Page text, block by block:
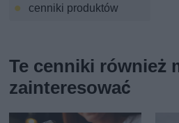
cenniki produktów
Te cenniki również
zainteresować